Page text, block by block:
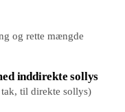
og rette mængde
inddirekte sollys
til direkte sollys)